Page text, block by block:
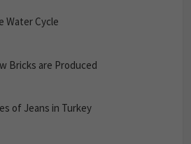
Water Cycle
Bricks are Produced
of Jeans in Turkey